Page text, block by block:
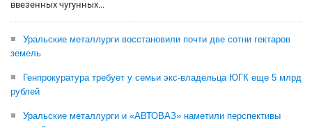
ввезенных чугунных...
Уральские металлурги восстановили почти две сотни гектаров
земель
Генпрокуратура требует у семьи экс-владельца ЮГК еще 5 млрд
рублей
Уральские металлурги и «АВТОВАЗ» наметили перспективы